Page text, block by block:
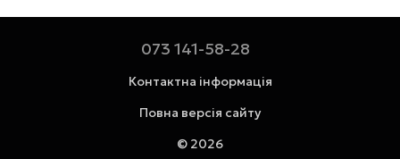
073 141-58-28
Контактна інформація
Повна версія сайту
© 2026